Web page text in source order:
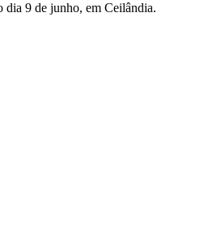
dia 9 de junho, em Ceilândia.